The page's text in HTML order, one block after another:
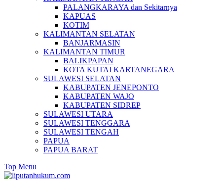
PALANGKARAYA dan Sekitarnya
KAPUAS
KOTIM
KALIMANTAN SELATAN
BANJARMASIN
KALIMANTAN TIMUR
BALIKPAPAN
KOTA KUTAI KARTANEGARA
SULAWESI SELATAN
KABUPATEN JENEPONTO
KABUPATEN WAJO
KABUPATEN SIDREP
SULAWESI UTARA
SULAWESI TENGGARA
SULAWESI TENGAH
PAPUA
PAPUA BARAT
Top Menu